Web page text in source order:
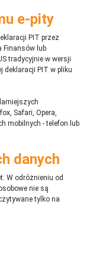
e-pity
PIT przez
Finansów lub
tradycyjnie w wersji
deklaracji PIT w pliku
Safari, Opera,
mobilnych - telefon lub
danych
W odróżnieniu od
nie są
tylko na